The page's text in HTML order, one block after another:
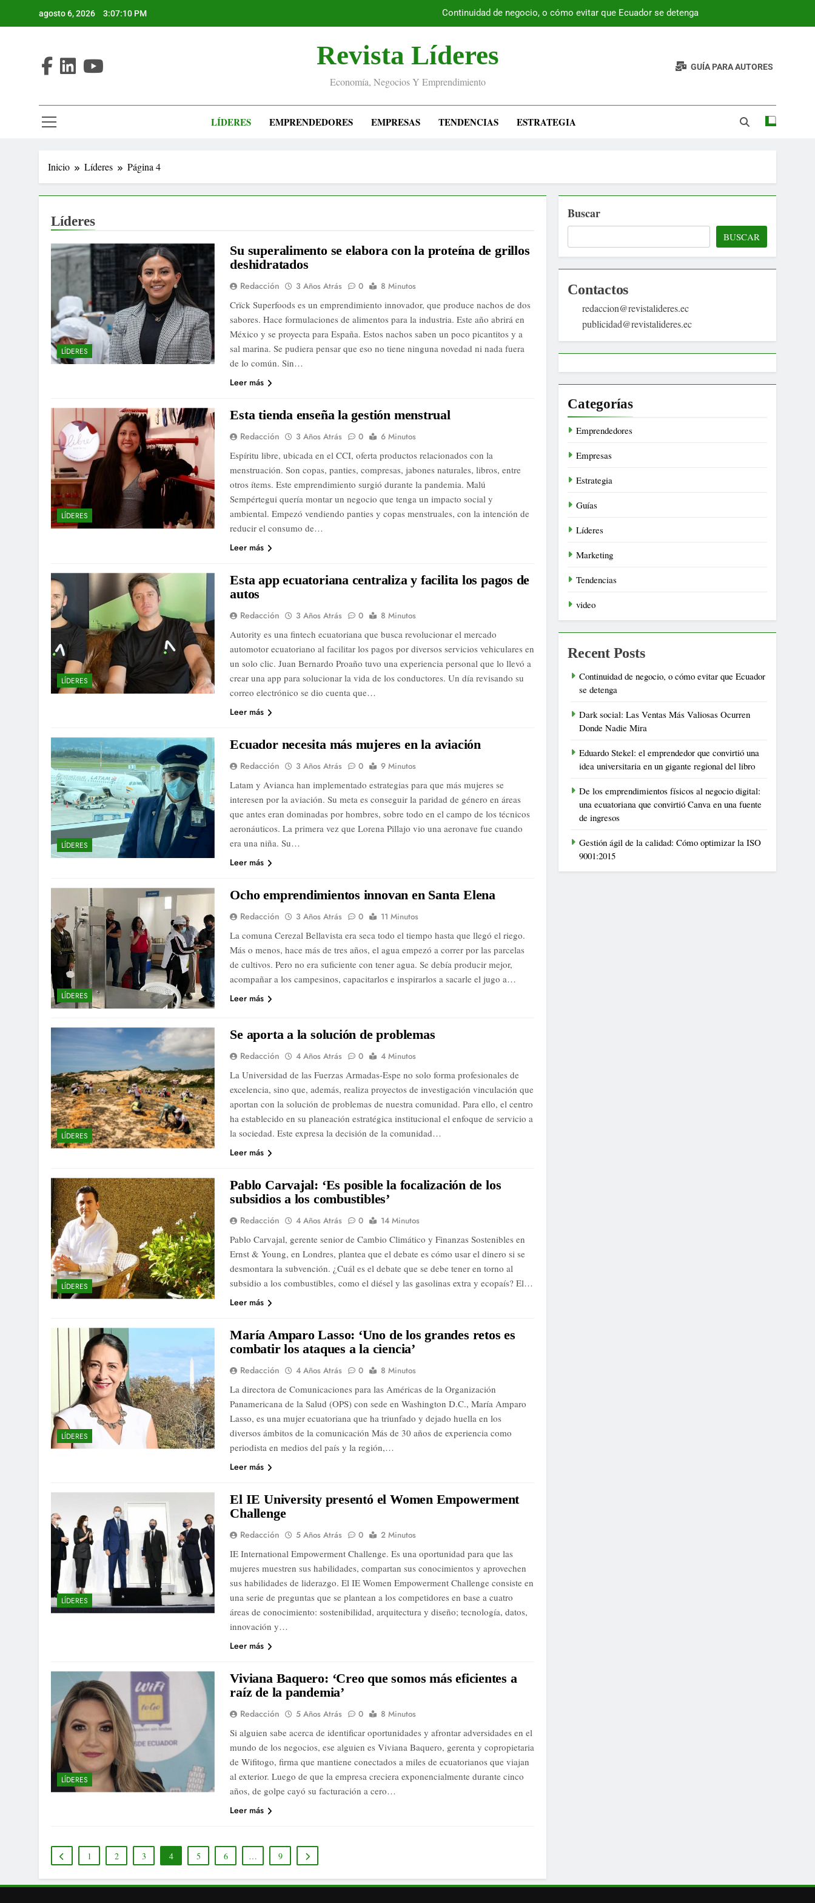
agosto 6, 2026 3:07:11 PM Continuidad de negocio, o cómo evitar que Ecuador se detenga
Revista Líderes
Economía, Negocios Y Emprendimiento
GUÍA PARA AUTORES
LÍDERES EMPRENDEDORES EMPRESAS TENDENCIAS ESTRATEGIA
Inicio Líderes Página 4
Líderes
LÍDERES
Su superalimento se elabora con la proteína de grillos
deshidratados
Redacción 3 Años Atrás 0 8 Minutos
Crïck Superfoods es un emprendimiento innovador, que produce nachos de dos
sabores. Hace formulaciones de alimentos para la industria. Este año abrirá en
México y se proyecta para España. Estos nachos saben un poco picantitos y a
sal marina. Se pudiera pensar que eso no tiene ninguna novedad ni nada fuera
de lo común. Sin…
Leer más
LÍDERES
Esta tienda enseña la gestión menstrual
Redacción 3 Años Atrás 0 6 Minutos
Espíritu libre, ubicada en el CCI, oferta productos relacionados con la
menstruación. Son copas, panties, compresas, jabones naturales, libros, entre
otros ítems. Este emprendimiento surgió durante la pandemia. Malú
Sempértegui quería montar un negocio que tenga un impacto social y
ambiental. Empezó vendiendo panties y copas menstruales, con la intención de
reducir el consumo de…
Leer más
LÍDERES
Esta app ecuatoriana centraliza y facilita los pagos de
autos
Redacción 3 Años Atrás 0 8 Minutos
Autority es una fintech ecuatoriana que busca revolucionar el mercado
automotor ecuatoriano al facilitar los pagos por diversos servicios vehiculares en
un solo clic. Juan Bernardo Proaño tuvo una experiencia personal que lo llevó a
crear una app para solucionar la vida de los conductores. Un día revisando su
correo electrónico se dio cuenta que…
Leer más
LÍDERES
Ecuador necesita más mujeres en la aviación
Redacción 3 Años Atrás 0 9 Minutos
Latam y Avianca han implementado estrategias para que más mujeres se
interesen por la aviación. Su meta es conseguir la paridad de género en áreas
que antes eran dominadas por hombres, sobre todo en el campo de los técnicos
aeronáuticos. La primera vez que Lorena Pillajo vio una aeronave fue cuando
era una niña. Su…
Leer más
LÍDERES
Ocho emprendimientos innovan en Santa Elena
Redacción 3 Años Atrás 0 11 Minutos
La comuna Cerezal Bellavista era seca todo el tiempo hasta que llegó el riego.
Más o menos, hace más de tres años, el agua empezó a correr por las parcelas
de cultivos. Pero no era suficiente con tener agua. Se debía producir mejor,
acompañar a los campesinos, capacitarlos e inspirarlos a sacarle el jugo a…
Leer más
LÍDERES
Se aporta a la solución de problemas
Redacción 4 Años Atrás 0 4 Minutos
La Universidad de las Fuerzas Armadas-Espe no solo forma profesionales de
excelencia, sino que, además, realiza proyectos de investigación vinculación que
aportan con la solución de problemas de nuestra comunidad. Para ello, el centro
ha establecido en su planeación estratégica institucional el enfoque de servicio a
la sociedad. Este expresa la decisión de la comunidad…
Leer más
LÍDERES
Pablo Carvajal: ‘Es posible la focalización de los
subsidios a los combustibles’
Redacción 4 Años Atrás 0 14 Minutos
Pablo Carvajal, gerente senior de Cambio Climático y Finanzas Sostenibles en
Ernst & Young, en Londres, plantea que el debate es cómo usar el dinero si se
desmontara la subvención. ¿Cuál es el debate que se debe tener en torno al
subsidio a los combustibles, como el diésel y las gasolinas extra y ecopaís? El…
Leer más
LÍDERES
María Amparo Lasso: ‘Uno de los grandes retos es
combatir los ataques a la ciencia’
Redacción 4 Años Atrás 0 8 Minutos
La directora de Comunicaciones para las Américas de la Organización
Panamericana de la Salud (OPS) con sede en Washington D.C., María Amparo
Lasso, es una mujer ecuatoriana que ha triunfado y dejado huella en los
diversos ámbitos de la comunicación Más de 30 años de experiencia como
periodista en medios del país y la región,…
Leer más
LÍDERES
El IE University presentó el Women Empowerment
Challenge
Redacción 5 Años Atrás 0 2 Minutos
IE International Empowerment Challenge. Es una oportunidad para que las
mujeres muestren sus habilidades, compartan sus conocimientos y aprovechen
sus habilidades de liderazgo. El IE Women Empowerment Challenge consiste en
una serie de preguntas que se plantean a los competidores en base a cuatro
áreas de conocimiento: sostenibilidad, arquitectura y diseño; tecnología, datos,
innovación y…
Leer más
LÍDERES
Viviana Baquero: ‘Creo que somos más eficientes a
raíz de la pandemia’
Redacción 5 Años Atrás 0 8 Minutos
Si alguien sabe acerca de identificar oportunidades y afrontar adversidades en el
mundo de los negocios, ese alguien es Viviana Baquero, gerenta y copropietaria
de Wifitogo, firma que mantiene conectados a miles de ecuatorianos que viajan
al exterior. Luego de que la empresa creciera exponencialmente durante cinco
años, de golpe cayó su facturación a cero…
Leer más
1 2 3 4 5 6 … 9
Buscar
BUSCAR
Contactos
redaccion@revistalideres.ec
publicidad@revistalideres.ec
Categorías
Emprendedores
Empresas
Estrategia
Guías
Líderes
Marketing
Tendencias
video
Recent Posts
Continuidad de negocio, o cómo evitar que Ecuador
se detenga
Dark social: Las Ventas Más Valiosas Ocurren
Donde Nadie Mira
Eduardo Stekel: el emprendedor que convirtió una
idea universitaria en un gigante regional del libro
De los emprendimientos físicos al negocio digital:
una ecuatoriana que convirtió Canva en una fuente
de ingresos
Gestión ágil de la calidad: Cómo optimizar la ISO
9001:2015